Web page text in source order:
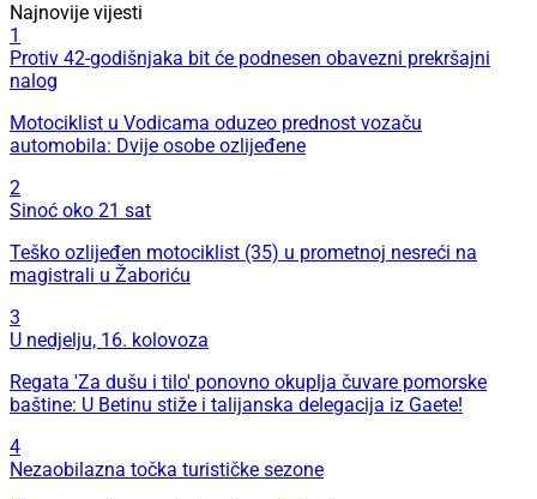
Najnovije vijesti
1
Protiv 42-godišnjaka bit će podnesen obavezni prekršajni
nalog
Motociklist u Vodicama oduzeo prednost vozaču
automobila: Dvije osobe ozlijeđene
2
Sinoć oko 21 sat
Teško ozlijeđen motociklist (35) u prometnoj nesreći na
magistrali u Žaboriću
3
U nedjelju, 16. kolovoza
Regata 'Za dušu i tilo' ponovno okuplja čuvare pomorske
baštine: U Betinu stiže i talijanska delegacija iz Gaete!
4
Nezaobilazna točka turističke sezone